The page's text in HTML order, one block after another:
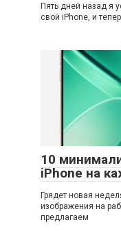
Пять дней назад я
свой iPhone, и
10
iPhone на
Грядет новая
изображения на
предлагаем